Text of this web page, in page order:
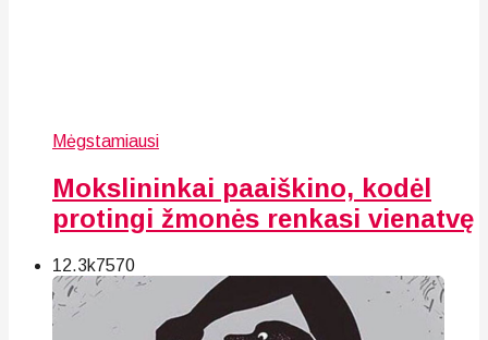
Mėgstamiausi
Mokslininkai paaiškino, kodėl
protingi žmonės renkasi vienatvę
12.3k7570